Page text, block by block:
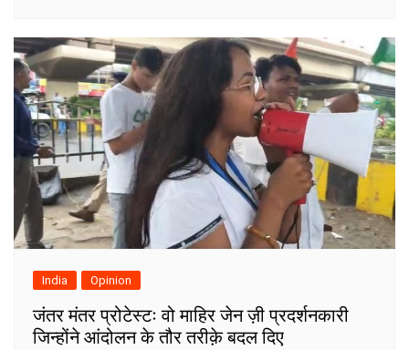
India Opinion
जंतर मंतर प्रोटेस्टः वो माहिर जेन ज़ी प्रदर्शनकारी
जिन्होंने आंदोलन के तौर तरीक़े बदल दिए